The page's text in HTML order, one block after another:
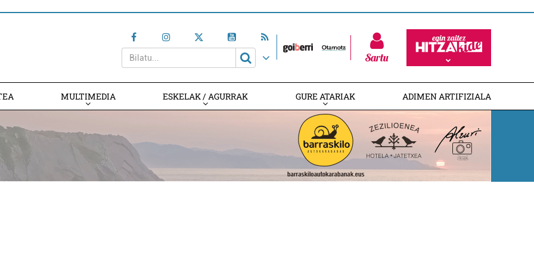
Sartu
MULTIMEDIA ESKELAK / AGURRAK GURE ATARIAK ADIMEN ARTIFIZIALA